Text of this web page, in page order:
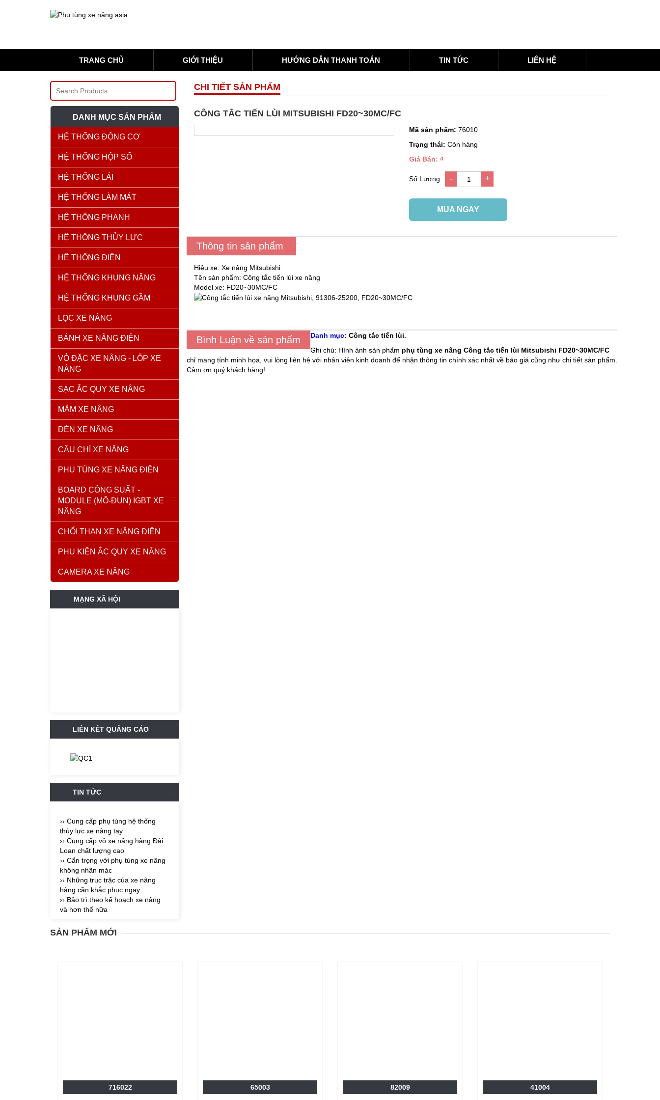
TRANG CHỦ GIỚI THIỆU HƯỚNG DẪN THANH TOÁN TIN TỨC LIÊN HỆ
CHI TIẾT SẢN PHẨM
CÔNG TẮC TIẾN LÙI MITSUBISHI FD20~30MC/FC
Mã sản phẩm: 76010
Trạng thái: Còn hàng
Giá Bán: ₫
Số Lượng - 1 +
MUA NGAY
Thông tin sản phẩm
Hiệu xe: Xe nâng Mitsubishi
Tên sản phẩm: Công tắc tiến lùi xe nâng
Model xe: FD20~30MC/FC
Bình Luận về sản phẩm Danh mục: Công tắc tiến lùi.
Ghi chú: Hình ảnh sản phẩm phụ tùng xe nâng Công tắc tiến lùi Mitsubishi FD20~30MC/FC
chỉ mang tính minh họa, vui lòng liên hệ với nhân viên kinh doanh để nhận thông tin chính xác nhất về báo giá cũng như chi tiết sản phẩm.
Cảm ơn quý khách hàng!
DANH MỤC SẢN PHẨM
HỆ THỐNG ĐỘNG CƠ
HỆ THỐNG HỘP SỐ
HỆ THỐNG LÁI
HỆ THỐNG LÀM MÁT
HỆ THỐNG PHANH
HỆ THỐNG THỦY LỰC
HỆ THỐNG ĐIỆN
HỆ THỐNG KHUNG NÂNG
HỆ THỐNG KHUNG GẦM
LỌC XE NÂNG
BÁNH XE NÂNG ĐIỆN
VỎ ĐẶC XE NÂNG - LỐP XE
NÂNG
SẠC ẮC QUY XE NÂNG
MÂM XE NÂNG
ĐÈN XE NÂNG
CẦU CHÌ XE NÂNG
PHỤ TÙNG XE NÂNG ĐIỆN
BOARD CÔNG SUẤT -
MODULE (MÔ-ĐUN) IGBT XE
NÂNG
CHỔI THAN XE NÂNG ĐIỆN
PHỤ KIỆN ẮC QUY XE NÂNG
CAMERA XE NÂNG
MẠNG XÃ HỘI
LIÊN KẾT QUẢNG CÁO
TIN TỨC
›› Cung cấp phụ tùng hệ thống
thủy lực xe nâng tay
›› Cung cấp vỏ xe nâng hàng Đài
Loan chất lượng cao
›› Cẩn trọng với phụ tùng xe nâng
không nhãn mác
›› Những trục trặc của xe nâng
hàng cần khắc phục ngay
›› Bảo trì theo kế hoạch xe nâng
và hơn thế nữa
SẢN PHẨM MỚI
716022 65003 82009 41004